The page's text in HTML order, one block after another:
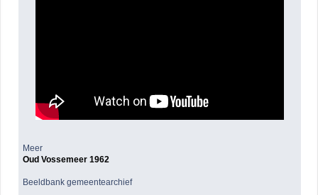
Meer
Oud Vossemeer 1962
Beeldbank gemeentearchief